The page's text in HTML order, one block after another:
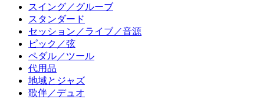
スイング／グルーブ
スタンダード
セッション／ライブ／音源
ピック／弦
ペダル／ツール
代用品
地域とジャズ
歌伴／デュオ